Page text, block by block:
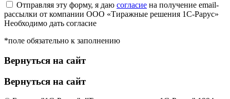
Отправляя эту форму, я даю согласие на получение email-
рассылки от компании ООО «Тиражные решения 1С-Рарус»
Необходимо дать согласие
*поле обязательно к заполнению
Вернуться на сайт
Вернуться на сайт